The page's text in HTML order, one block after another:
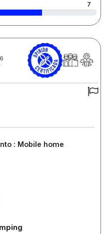
7
: Mobile home